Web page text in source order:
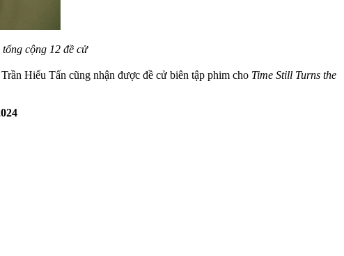
tổng cộng 12 đề cử
Hiểu Tấn cũng nhận được đề cử biên tập phim cho Time Still Turns the